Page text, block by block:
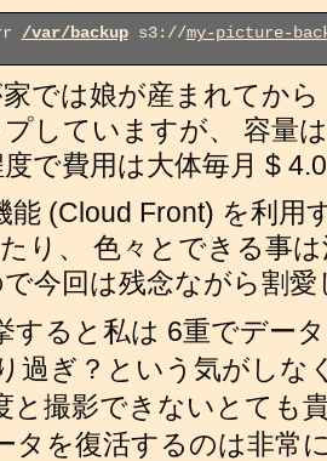
/var/backup s3://my-picture-
では娘が産まれてか
していますが、 容量
で費用は大体毎月 $
能 (Cloud Front) を利用
り、 色々とできる事
今回は残念ながら割愛
すると私は 6重でデー
過ぎ？という気がしな
と撮影できないとても
タを復活するのは非常